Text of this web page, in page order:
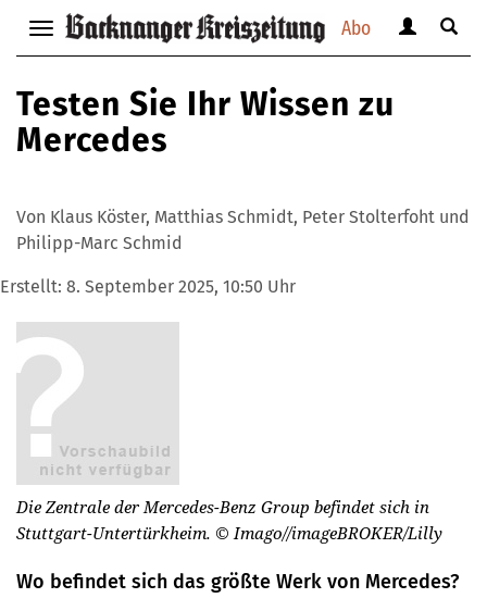
Abo
Navigation
anzeigen
verbergen
anzeigen
Suche
Testen Sie Ihr Wissen zu
Mercedes
Von Klaus Köster, Matthias Schmidt, Peter Stolterfoht und
Philipp-Marc Schmid
Erstellt: 8. September 2025, 10:50 Uhr
Die Zentrale der Mercedes-Benz Group befindet sich in
Stuttgart-Untertürkheim. © Imago//imageBROKER/Lilly
Wo befindet sich das größte Werk von Mercedes?